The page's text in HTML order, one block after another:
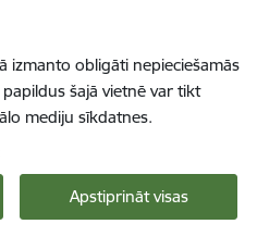
izmanto obligāti nepieciešamās
šajā vietnē var tikt
mediju sīkdatnes.
Apstiprināt visas